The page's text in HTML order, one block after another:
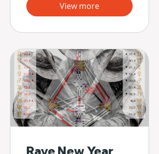
View more
Rave New Year